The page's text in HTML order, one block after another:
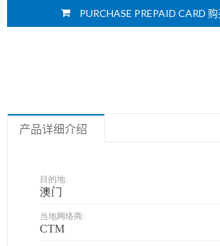
PURCHASE PREPAID CARD
产品详细介绍